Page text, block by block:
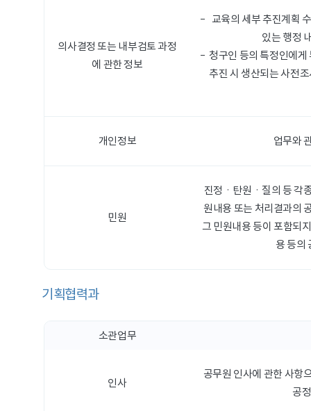
의사결정 또는 내부검토 과정
에 관한 정보
교육의 세부 추진계획
있는 행정
청구인 등의 특정인에게
추진 시 생산되는 사전
개인정보 업무와
민원
진정ㆍ탄원ㆍ질의 등 각
원내용 또는 처리결과의
그 민원내용 등이 포함되
용 등의
기획협력과
소관업무
인사
공무원 인사에 관한 사항
공